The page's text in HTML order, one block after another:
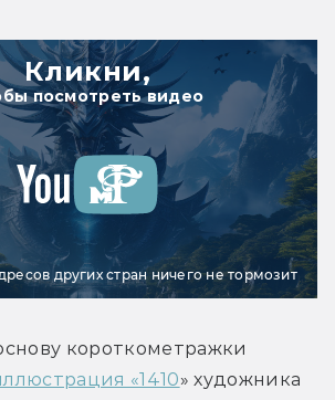
Кликни,
посмотреть видео
других стран ничего не тормозит
короткометражки
«1410» художника